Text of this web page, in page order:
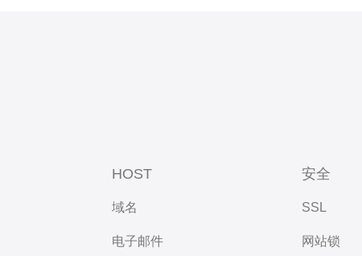
HOST
域名
电子邮件
安全
SSL
网站锁